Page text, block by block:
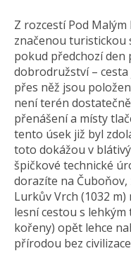
Z rozcestí Pod
značenou turistickou
pokud předchozí den
dobrodružství –
přes něž jsou
není terén
přenášení a místy
tento úsek již byl
toto dokážou v
špičkové technické
dorazíte na Čuboňov,
Lurkův Vrch (1032
lesní cestou s
kořeny) opět lehce
přírodou bez